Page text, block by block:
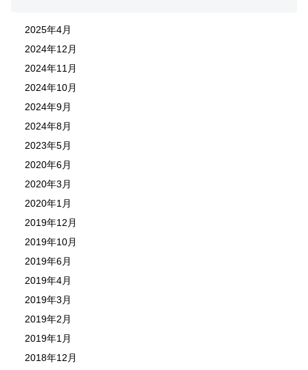
2025年4月
2024年12月
2024年11月
2024年10月
2024年9月
2024年8月
2023年5月
2020年6月
2020年3月
2020年1月
2019年12月
2019年10月
2019年6月
2019年4月
2019年3月
2019年2月
2019年1月
2018年12月